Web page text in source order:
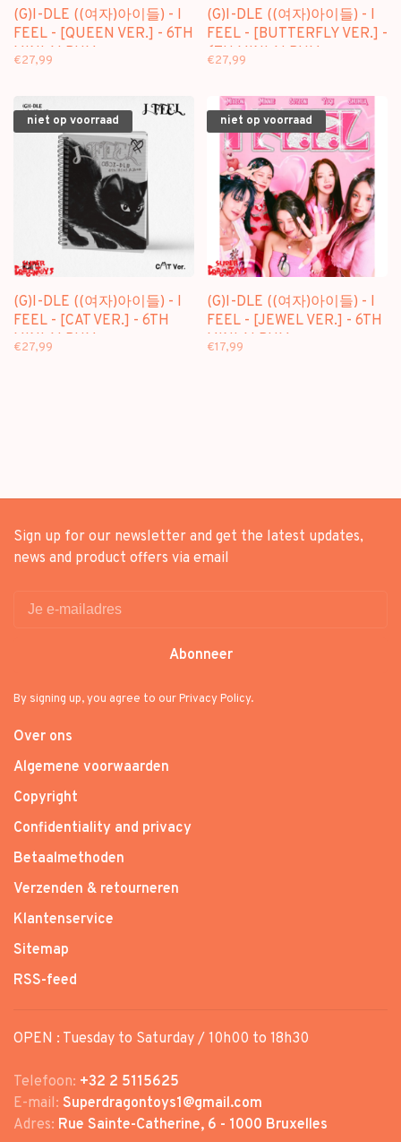
(G)I-DLE ((여자)아이들) - I
FEEL - [QUEEN VER.] - 6TH
MINI ALBUM
€27,99
(G)I-DLE ((여자)아이들) - I
FEEL - [BUTTERFLY VER.] -
6TH MINI ALBUM
€27,99
niet op voorraad
(G)I-DLE ((여자)아이들) - I
FEEL - [CAT VER.] - 6TH
MINI ALBUM
€27,99
niet op voorraad
(G)I-DLE ((여자)아이들) - I
FEEL - [JEWEL VER.] - 6TH
MINI ALBUM
€17,99
Sign up for our newsletter and get the latest updates,
news and product offers via email
Abonneer
By signing up, you agree to our Privacy Policy.
Over ons
Algemene voorwaarden
Copyright
Confidentiality and privacy
Betaalmethoden
Verzenden & retourneren
Klantenservice
Sitemap
RSS-feed
OPEN : Tuesday to Saturday / 10h00 to 18h30
Telefoon: +32 2 5115625
E-mail: Superdragontoys1@gmail.com
Adres: Rue Sainte-Catherine, 6 - 1000 Bruxelles